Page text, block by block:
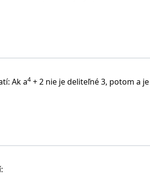
Ak a4 + 2 nie je deliteľné 3, potom a